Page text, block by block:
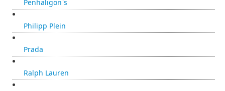
Penhaligon`s
Philipp Plein
Prada
Ralph Lauren